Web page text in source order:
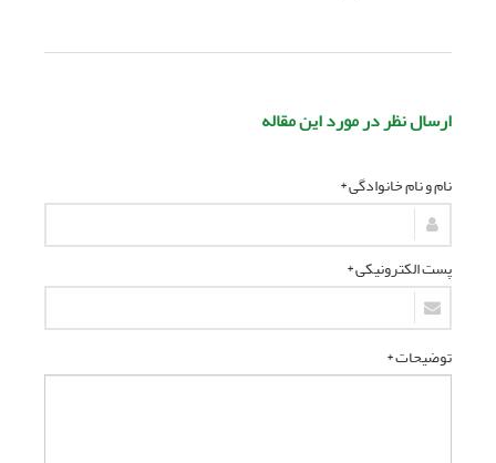
ارسال نظر در مورد این مقاله
نام و نام خانوادگی *
پست الکترونیکی *
توضیحات *